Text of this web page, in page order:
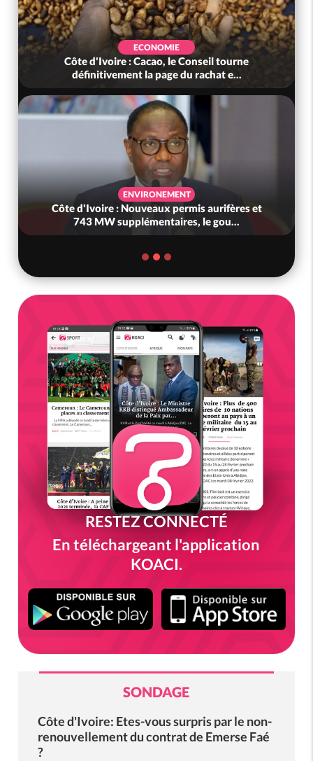
ECONOMIE
Côte d'Ivoire : Cacao, le Conseil tourne
définitivement la page du rachat e...
ENVIRONEMENT
Côte d'Ivoire : Nouveaux permis aurifères et
743 MW supplémentaires, le gou...
RESTEZ CONNECTÉ
En téléchargeant l'application
KOACI.
SONDAGE
Côte d'Ivoire: Etes-vous surpris par le non-
renouvellement du contrat de Emerse Faé
?